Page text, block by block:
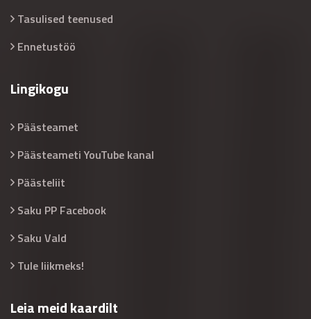
Tasulised teenused
Ennetustöö
Lingikogu
Päästeamet
Päästeameti YouTube kanal
Päästeliit
Saku PP Facebook
Saku Vald
Tule liikmeks!
Leia meid kaardilt